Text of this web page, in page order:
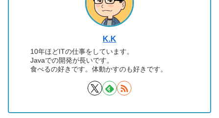
K.K
10年ほどITの仕事をしています。
Javaでの開発が長いです。
食べるの好きです。体動かすのも好きです。